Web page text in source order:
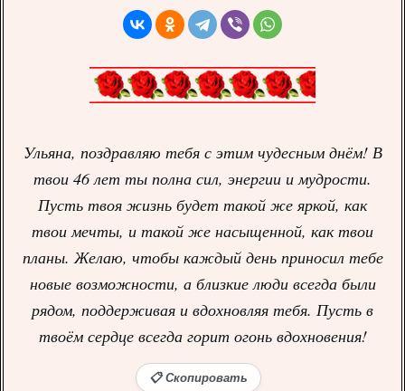
Ульяна, поздравляю тебя с этим чудесным днём! В
твои 46 лет ты полна сил, энергии и мудрости.
Пусть твоя жизнь будет такой же яркой, как
твои мечты, и такой же насыщенной, как твои
планы. Желаю, чтобы каждый день приносил тебе
новые возможности, а близкие люди всегда были
рядом, поддерживая и вдохновляя тебя. Пусть в
твоём сердце всегда горит огонь вдохновения!
📋 Скопировать